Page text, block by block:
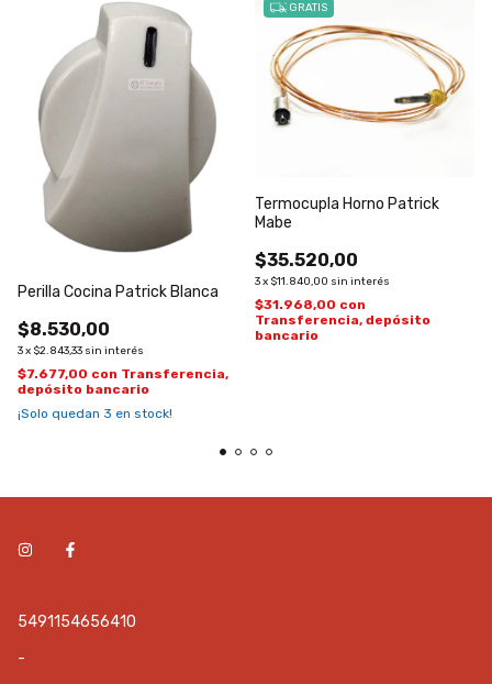
Perilla Cocina Patrick Blanca
$8.530,00
3x $2.843,33 sin interés
$7.677,00 con Transferencia,
depósito bancario
¡Solo quedan 3 en stock!
GRATIS
Termocupla Horno Patrick
Mabe
$35.520,00
3x $11.840,00 sin interés
$31.968,00 con
Transferencia, depósito
bancario
5491154656410
-